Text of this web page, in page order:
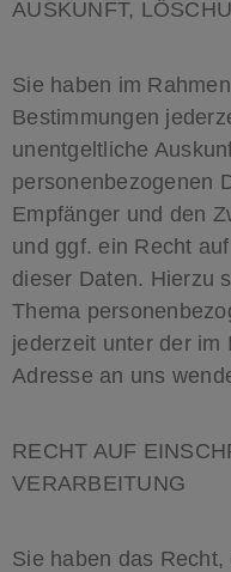
AUSKUNFT,
Sie haben im
Bestimmungen
unentgeltliche
personenbezogenen
Empfänger und den
und ggf. ein Recht
dieser Daten. Hierzu
Thema
jederzeit unter der im
Adresse an uns
RECHT AUF
VERARBEITUNG
Sie haben das